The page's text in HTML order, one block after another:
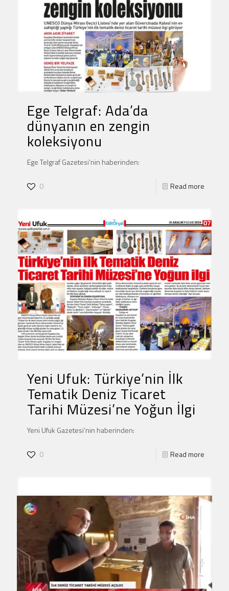
Ege Telgraf: Ada’da
dünyanın en zengin
koleksiyonu
Ege Telgraf Gazetesi’nin haberinden:
0 Read more
Yeni Ufuk: Türkiye’nin İlk
Tematik Deniz Ticaret
Tarihi Müzesi’ne Yoğun İlgi
Yeni Ufuk Gazetesi’nin haberinden:
0 Read more